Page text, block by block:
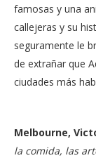
famosas y una
callejeras y su
seguramente le
de extrañar que
ciudades más
Melbourne,
la comida, las